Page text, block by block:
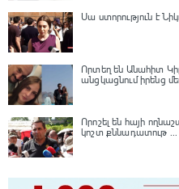
Սա ստորություն է
Որտեղ են Անահիտ
անցկացնում իրենց
Որոշել են հայի
կոշտ քննադատութ ...